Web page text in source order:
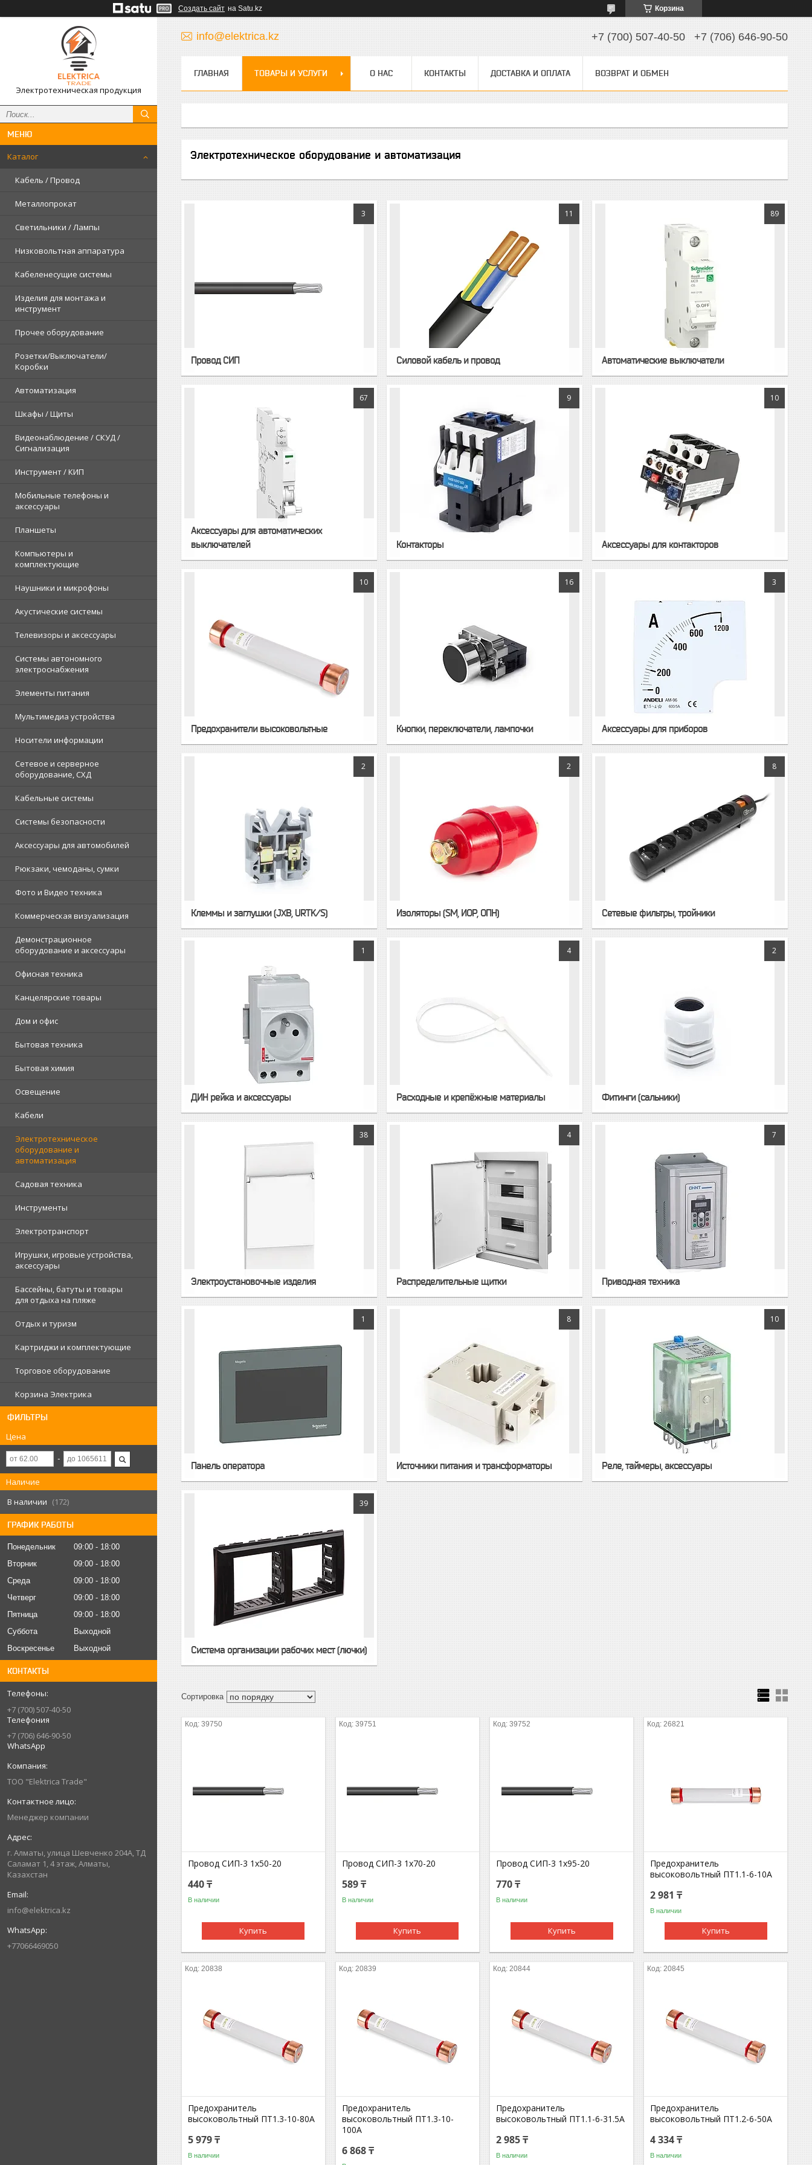
Создать сайт на Satu.kz Корзина
Электротехническая продукция
Каталог
Кабель / Провод
Металлопрокат
Светильники / Лампы
Низковольтная аппаратура
Кабеленесущие системы
Изделия для монтажа и
инструмент
Прочее оборудование
Розетки/Выключатели/
Коробки
Автоматизация
Шкафы / Щиты
Видеонаблюдение / СКУД /
Сигнализация
Инструмент / КИП
Мобильные телефоны и
аксессуары
Планшеты
Компьютеры и
комплектующие
Наушники и микрофоны
Акустические системы
Телевизоры и аксессуары
Системы автономного
электроснабжения
Элементы питания
Мультимедиа устройства
Носители информации
Сетевое и серверное
оборудование, СХД
Кабельные системы
Системы безопасности
Аксессуары для автомобилей
Рюкзаки, чемоданы, сумки
Фото и Видео техника
Коммерческая визуализация
Демонстрационное
оборудование и аксессуары
Офисная техника
Канцелярские товары
Дом и офис
Бытовая техника
Бытовая химия
Освещение
Кабели
Электротехническое
оборудование и
автоматизация
Садовая техника
Инструменты
Электротранспорт
Игрушки, игровые устройства,
аксессуары
Бассейны, батуты и товары
для отдыха на пляже
Отдых и туризм
Картриджи и комплектующие
Торговое оборудование
Корзина Электрика
ФИЛЬТРЫ
Цена
Наличие
В наличии
172
ГРАФИК РАБОТЫ
Понедельник 09:00
18:00
Вторник
09:00
18:00
Среда
09:00
18:00
Четверг
09:00
18:00
Пятница
09:00
18:00
Суббота
Выходной
Воскресенье
Выходной
КОНТАКТЫ
+7 (700) 507-40-50
Телефония
+7 (706) 646-90-50
WhatsApp
ТОО "Elektrica Trade"
Менеджер компании
г. Алматы, улица Шевченко 204А, ТД
Саламат 1, 4 этаж, Алматы,
Казахстан
info@elektrica.kz
+77066469050
info@elektrica.kz +7 (700) 507-40-50 +7 (706) 646-90-50
ГЛАВНАЯ ТОВАРЫ И УСЛУГИ О НАС КОНТАКТЫ ДОСТАВКА И ОПЛАТА ВОЗВРАТ И ОБМЕН
Электротехническое оборудование и автоматизация
3
Провод СИП
11
Силовой кабель и провод
89
Автоматические выключатели
67
Аксессуары для автоматических
выключателей
9
Контакторы
10
Аксессуары для контакторов
10
Предохранители высоковольтные
16
Кнопки, переключатели, лампочки
3
Аксессуары для приборов
2
Клеммы и заглушки (JXB, URTK/S)
2
Изоляторы (SM, ИОР, ОПН)
8
Сетевые фильтры, тройники
1
ДИН рейка и аксессуары
4
Расходные и крепёжные материалы
2
Фитинги (сальники)
38
Электроустановочные изделия
4
Распределительные щитки
7
Приводная техника
1
Панель оператора
8
Источники питания и трансформаторы
10
Реле, таймеры, аксессуары
39
Система организации рабочих мест (лючки)
39750
Провод СИП-3 1х50-20
440 ₸
В наличии
Купить
39751
Провод СИП-3 1х70-20
589 ₸
В наличии
Купить
39752
Провод СИП-3 1х95-20
770 ₸
В наличии
Купить
26821
Предохранитель
высоковольтный ПT1.1-6-10A
2 981 ₸
В наличии
Купить
20838
Предохранитель
высоковольтный ПT1.3-10-80A
5 979 ₸
В наличии
20839
Предохранитель
высоковольтный ПT1.3-10-
100A
6 868 ₸
20844
Предохранитель
высоковольтный ПT1.1-6-31.5A
2 985 ₸
В наличии
20845
Предохранитель
высоковольтный ПT1.2-6-50A
4 334 ₸
В наличии